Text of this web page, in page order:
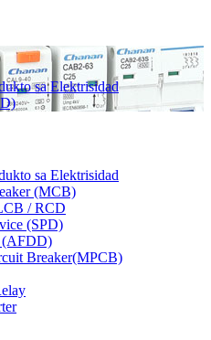
sa Elektrisidad
sa Elektrisidad
(MCB)
/ RCD
(SPD)
(AFDD)
Breaker(MPCB)